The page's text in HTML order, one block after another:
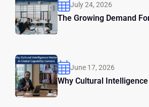
July 24, 2026
The Growing Demand
June 17, 2026
Why Cultural